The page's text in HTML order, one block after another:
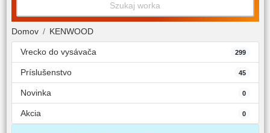
Szukaj worka
Domov KENWOOD
Vrecko do vysávača 299
Príslušenstvo 45
Novinka 0
Akcia 0